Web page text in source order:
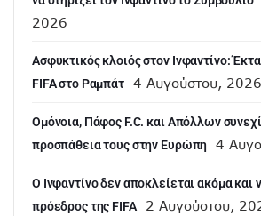
2026
Ασφυκτικός κλοιός στον Ινφαντίνο:
FIFA στο Ραμπάτ
4 Αυγούστου, 2026
Ομόνοια, Πάφος F.C. και Απόλλων
προσπάθεια τους στην Ευρώπη
4
Ο Ινφαντίνο δεν αποκλείεται ακόμα και
πρόεδρος της FIFA
2 Αυγούστου,